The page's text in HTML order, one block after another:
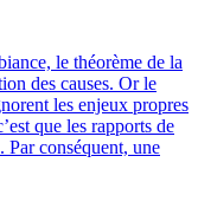
le théorème de la
des causes. Or le
les enjeux propres
que les rapports de
conséquent, une